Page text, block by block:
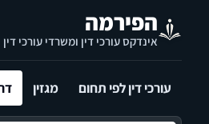
הפירמה
אינדקס עורכי דין ומשרדי עורכי דין
עורכי דין לפי תחום מגזין